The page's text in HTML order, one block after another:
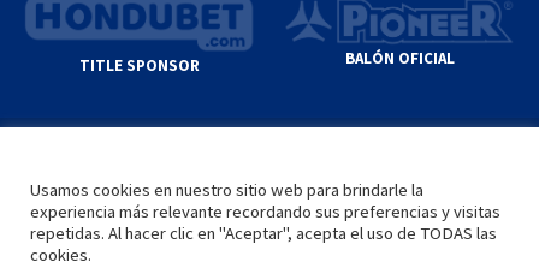
TITLE SPONSOR BALÓN OFICIAL
YOUTUBE TERMS OF SERVICE
PRIVACY POLICY
POLÍTICA DE PRIVACIDAD
Usamos cookies en nuestro sitio web para brindarle la
experiencia más relevante recordando sus preferencias y visitas
repetidas. Al hacer clic en "Aceptar", acepta el uso de TODAS las
cookies.